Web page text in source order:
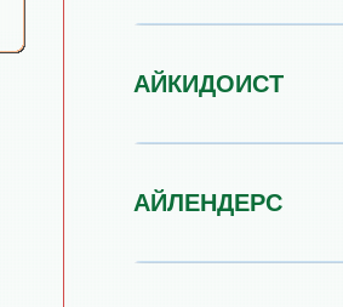
АЙКИДОИСТ
АЙЛЕНДЕРС